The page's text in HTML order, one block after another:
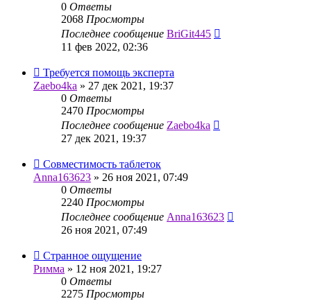
0 Ответы
2068 Просмотры
Последнее сообщение BriGit445
11 фев 2022, 02:36
Требуется помощь эксперта
Zaebo4ka » 27 дек 2021, 19:37
0 Ответы
2470 Просмотры
Последнее сообщение Zaebo4ka
27 дек 2021, 19:37
Совместимость таблеток
Anna163623 » 26 ноя 2021, 07:49
0 Ответы
2240 Просмотры
Последнее сообщение Anna163623
26 ноя 2021, 07:49
Странное ощущение
Римма » 12 ноя 2021, 19:27
0 Ответы
2275 Просмотры